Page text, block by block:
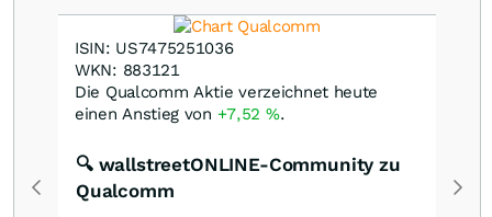
ISIN: US7475251036
WKN: 883121
Die Qualcomm Aktie verzeichnet heute
einen Anstieg von +7,52 %.
🔍 wallstreetONLINE-Community zu
Qualcomm